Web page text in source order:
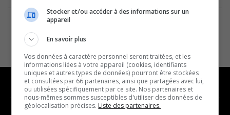
NOUVELLES MUSIQUE
Stocker et/ou accéder à des informations sur un
appareil
En savoir plus
Vos données à caractère personnel seront traitées, et les
informations liées à votre appareil (cookies, identifiants
uniques et autres types de données) pourront être stockées
et consultées par 66 partenaires, ainsi que partagées avec lui,
ou utilisées spécifiquement par ce site. Nos partenaires et
nous-mêmes sommes susceptibles d'utiliser des données de
géolocalisation précises. Liste des partenaires.